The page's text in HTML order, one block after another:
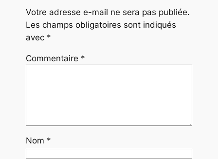
Votre adresse e-mail ne sera pas publiée.
Les champs obligatoires sont indiqués
avec *
Commentaire *
Nom *